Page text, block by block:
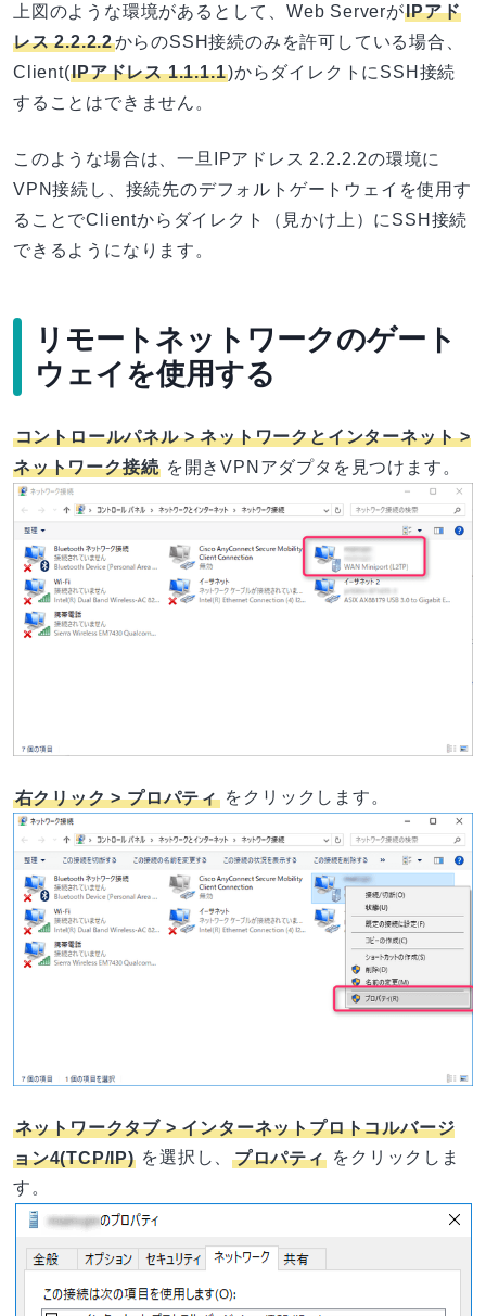
上図のような環境があるとして、Web ServerがIPアド
レス 2.2.2.2からのSSH接続のみを許可している場合、
Client(IPアドレス 1.1.1.1)からダイレクトにSSH接続
することはできません。
このような場合は、一旦IPアドレス 2.2.2.2の環境に
VPN接続し、接続先のデフォルトゲートウェイを使用す
ることでClientからダイレクト（見かけ上）にSSH接続
できるようになります。
リモートネットワークのゲート
ウェイを使用する
コントロールパネル > ネットワークとインターネット >
ネットワーク接続 を開きVPNアダプタを見つけます。
右クリック > プロパティをクリックします。
ネットワークタブ > インターネットプロトコルバージ
ョン4(TCP/IP) を選択し、プロパティ をクリックしま
す。